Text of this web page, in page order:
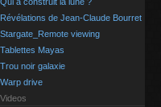
Révélations de Jean-Claude Bourret
Stargate_Remote viewing
Tablettes Mayas
Trou noir galaxie
Warp drive
Videos